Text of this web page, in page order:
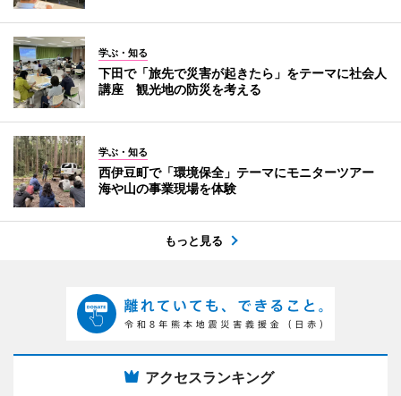
学ぶ・知る
下田で「旅先で災害が起きたら」をテーマに社会人
講座 観光地の防災を考える
学ぶ・知る
西伊豆町で「環境保全」テーマにモニターツアー
海や山の事業現場を体験
もっと見る
アクセスランキング